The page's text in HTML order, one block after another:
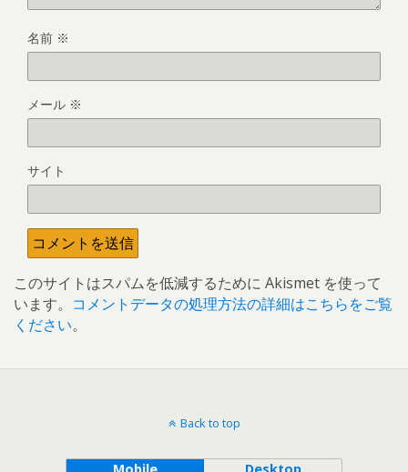
名前 ※
メール ※
サイト
このサイトはスパムを低減するために Akismet を使って
います。 コメントデータの処理方法の詳細はこちらをご覧
ください。
Back to top